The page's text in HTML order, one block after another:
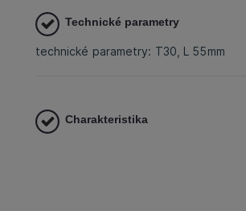
Technické parametry
technické parametry: T30, L 55mm
Charakteristika